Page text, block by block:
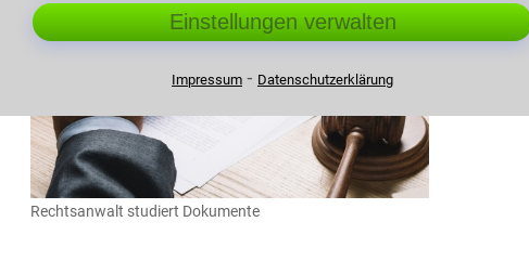
Rechtsanwalt studiert Dokumente
Einstellungen verwalten
Impressum ⁃ Datenschutzerklärung